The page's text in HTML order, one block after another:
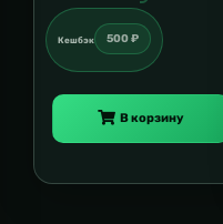
Кешбэк 500 ₽
В корзину